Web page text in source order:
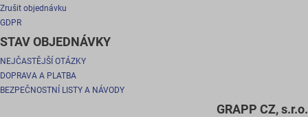
Zrušit objednávku
GDPR
STAV OBJEDNÁVKY
NEJČASTĚJŠÍ OTÁZKY
DOPRAVA A PLATBA
BEZPEČNOSTNÍ LISTY A NÁVODY
GRAPP CZ, s.r.o.